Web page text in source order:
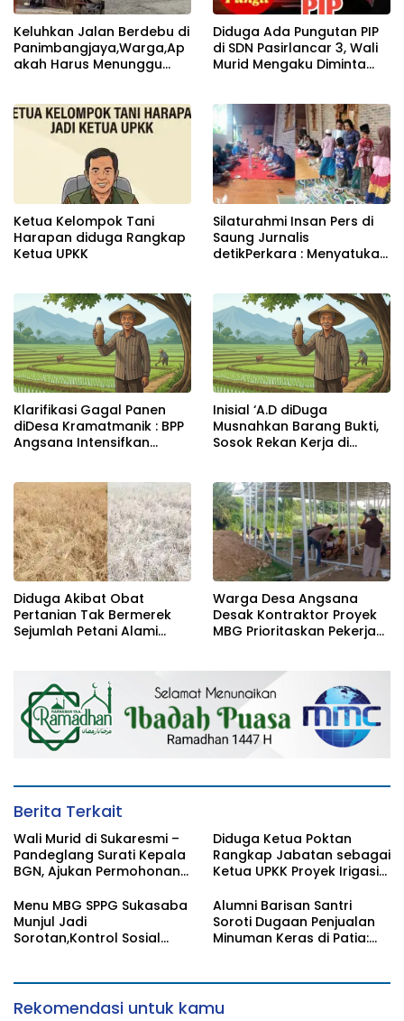
Keluhkan Jalan Berdebu di
Panimbangjaya,Warga,Ap
akah Harus Menunggu
Diduga Ada Pungutan PIP
di SDN Pasirlancar 3, Wali
Murid Mengaku Diminta
Ketua Kelompok Tani
Harapan diduga Rangkap
Ketua UPKK
Silaturahmi Insan Pers di
Saung Jurnalis
detikPerkara : Menyatukan
Yatim
Klarifikasi Gagal Panen
diDesa Kramatmanik : BPP
Angsana Intensifkan
Inisial ‘A.D diDuga
Musnahkan Barang Bukti,
Sosok Rekan Kerja di
Diduga Akibat Obat
Pertanian Tak Bermerek
Sejumlah Petani Alami
Warga Desa Angsana
Desak Kontraktor Proyek
MBG Prioritaskan Pekerja
Berita Terkait
Wali Murid di Sukaresmi –
Pandeglang Surati Kepala
BGN, Ajukan Permohonan
Menyeluruh SPPG Cibungur
Diduga Ketua Poktan
Rangkap Jabatan sebagai
Ketua UPKK Proyek Irigasi
Pengelolaan Dana APBN
Rp155,7 Juta Disorot Publik
Menu MBG SPPG Sukasaba
Munjul Jadi
Sorotan,Kontrol Sosial
Alumni Barisan Santri
Soroti Dugaan Penjualan
Minuman Keras di Patia:
Bersama
Rekomendasi untuk kamu